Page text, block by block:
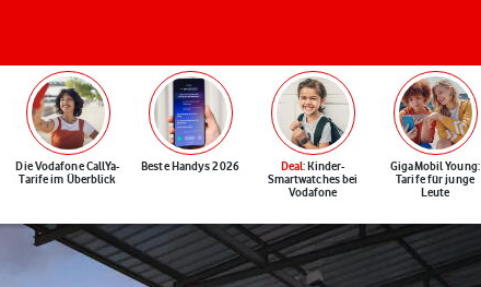
Die Vodafone CallYa-
Tarife im Überblick
Beste Handys 2026 Deal: Kinder-
Smartwatches bei
Vodafone
GigaMobil Young:
Tarife für junge
Leute